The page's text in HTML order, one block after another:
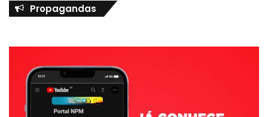
Propagandas